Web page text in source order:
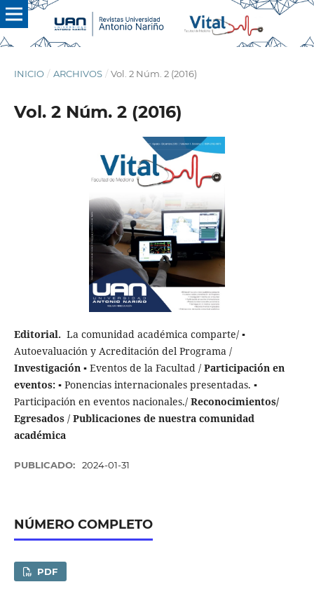
INICIO / ARCHIVOS / Vol. 2 Núm. 2 (2016)
Vol. 2 Núm. 2 (2016)
Editorial. La comunidad académica comparte/ ▪
Autoevaluación y Acreditación del Programa /
Investigación ▪ Eventos de la Facultad / Participación en
eventos:▪ Ponencias internacionales presentadas. ▪
Participación en eventos nacionales./ Reconocimientos/
Egresados/ Publicaciones de nuestra comunidad
académica
PUBLICADO: 2024-01-31
NÚMERO COMPLETO
PDF